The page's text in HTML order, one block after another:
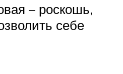
– роскошь,
себе